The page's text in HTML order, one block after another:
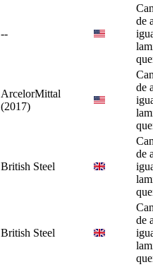
--
de
ArcelorMittal
(2017)
de
British Steel
de
British Steel
de